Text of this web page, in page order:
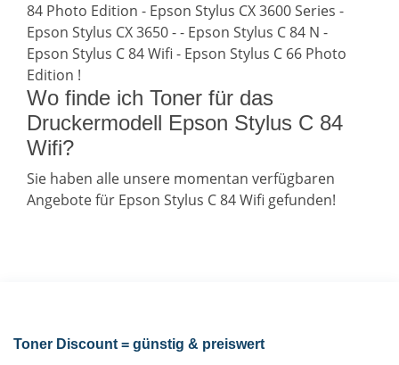
84 Photo Edition - Epson Stylus CX 3600 Series -
Epson Stylus CX 3650 - - Epson Stylus C 84 N -
Epson Stylus C 84 Wifi - Epson Stylus C 66 Photo
Edition !
Wo finde ich Toner für das
Druckermodell Epson Stylus C 84
Wifi?
Sie haben alle unsere momentan verfügbaren
Angebote für Epson Stylus C 84 Wifi gefunden!
Toner Discount = günstig & preiswert